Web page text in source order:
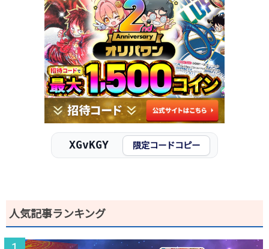
2026.1.25
300円 580円
500～600円
2026.1.15
300円 480円
400～500円
2026.1.5
300円 480円
400～500円
2025.12.25
300円 480円
400～500円
2025.12.15
300円 480円
400～500円
2025.12.5
300円 480円
400～500円
2025.11.25
300円 480円
400～500円
2025.11.15
300円 480円
400～500円
200円 480円
-円 -円
XGvKGY 限定コードコピー
人気記事ランキング